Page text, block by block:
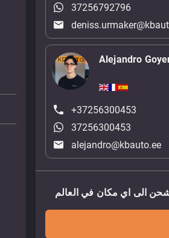
37256792796
Alejandro
+37256300453
37256300453
alejandro@kbauto.ee